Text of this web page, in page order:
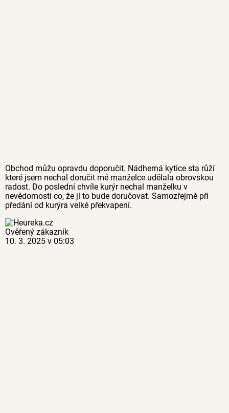
Obchod můžu opravdu doporučit. Nádherná kytice sta růží
které jsem nechal doručit mé manželce udělala obrovskou
radost. Do poslední chvíle kurýr nechal manželku v
nevědomosti co, že jí to bude doručovat. Samozřejmě při
předání od kurýra velké překvapení.
Ověřený zákazník
10. 3. 2025 v 05:03